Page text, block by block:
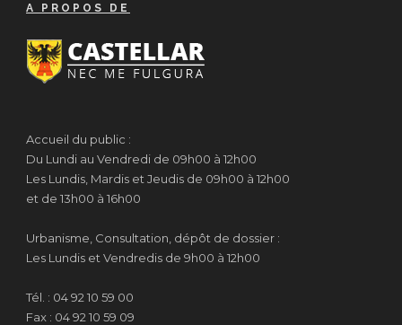
A PROPOS DE
Accueil du public :
Du Lundi au Vendredi de 09h00 à 12h00
Les Lundis, Mardis et Jeudis de 09h00 à 12h00
et de 13h00 à 16h00
Urbanisme, Consultation, dépôt de dossier :
Les Lundis et Vendredis de 9h00 à 12h00
Tél. : 04 92 10 59 00
Fax : 04 92 10 59 09